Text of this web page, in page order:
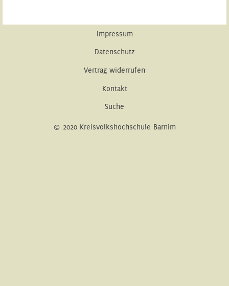
Impressum
Datenschutz
Vertrag widerrufen
Kontakt
Suche
© 2020 Kreisvolkshochschule Barnim